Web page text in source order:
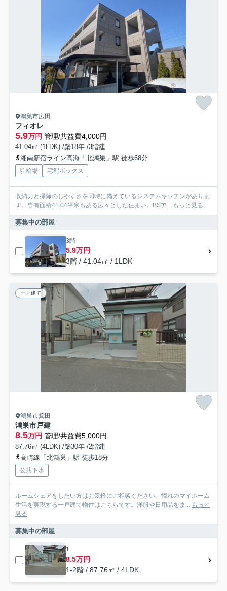
鴻巣市広田
フィオレ
5.9万円 管理/共益費4,000円
41.04㎡ (1LDK) /築18年 /3階建
湘南新宿ライン高海「北鴻巣」駅 徒歩68分
駐輪場 宅配ボックス
収納力と掃除のしやすさを同時に備えているシステムキッチンがありま
す。専有面積41.04平米もある広々とした住まい。BSア... もっと見る
募集中の部屋
3階
5.9万円
3階 / 41.04㎡ / 1LDK
一戸建て
鴻巣市箕田
鴻巣市戸建
8.5万円 管理/共益費5,000円
87.76㎡ (4LDK) /築30年 /2階建
高崎線「北鴻巣」駅 徒歩18分
公共下水
ルームシェアをしたい方はお気軽にご相談ください。憧れのマイホーム
生活を実現する一戸建て物件はこちらです。洋服や日用品をま... もっと
見る
募集中の部屋
1
8.5万円
1-2階 / 87.76㎡ / 4LDK